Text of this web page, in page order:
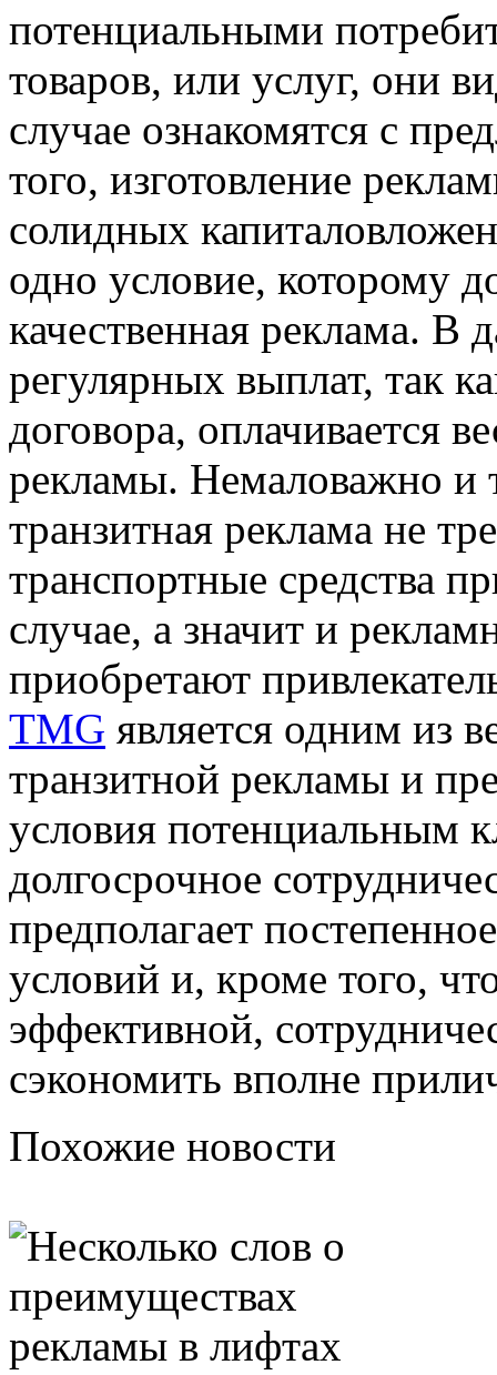
потенциальными
товаров, или услуг, они
случае ознакомятся с
того, изготовление
солидных
одно условие, которому
качественная реклама. В
регулярных выплат, так
договора, оплачивается
рекламы. Немаловажно и
транзитная реклама не
транспортные средства
случае, а значит и
приобретают
TMG является одним из
транзитной рекламы и
условия потенциальным
долгосрочное
предполагает
условий и, кроме того,
эффективной,
сэкономить вполне
Похожие новости